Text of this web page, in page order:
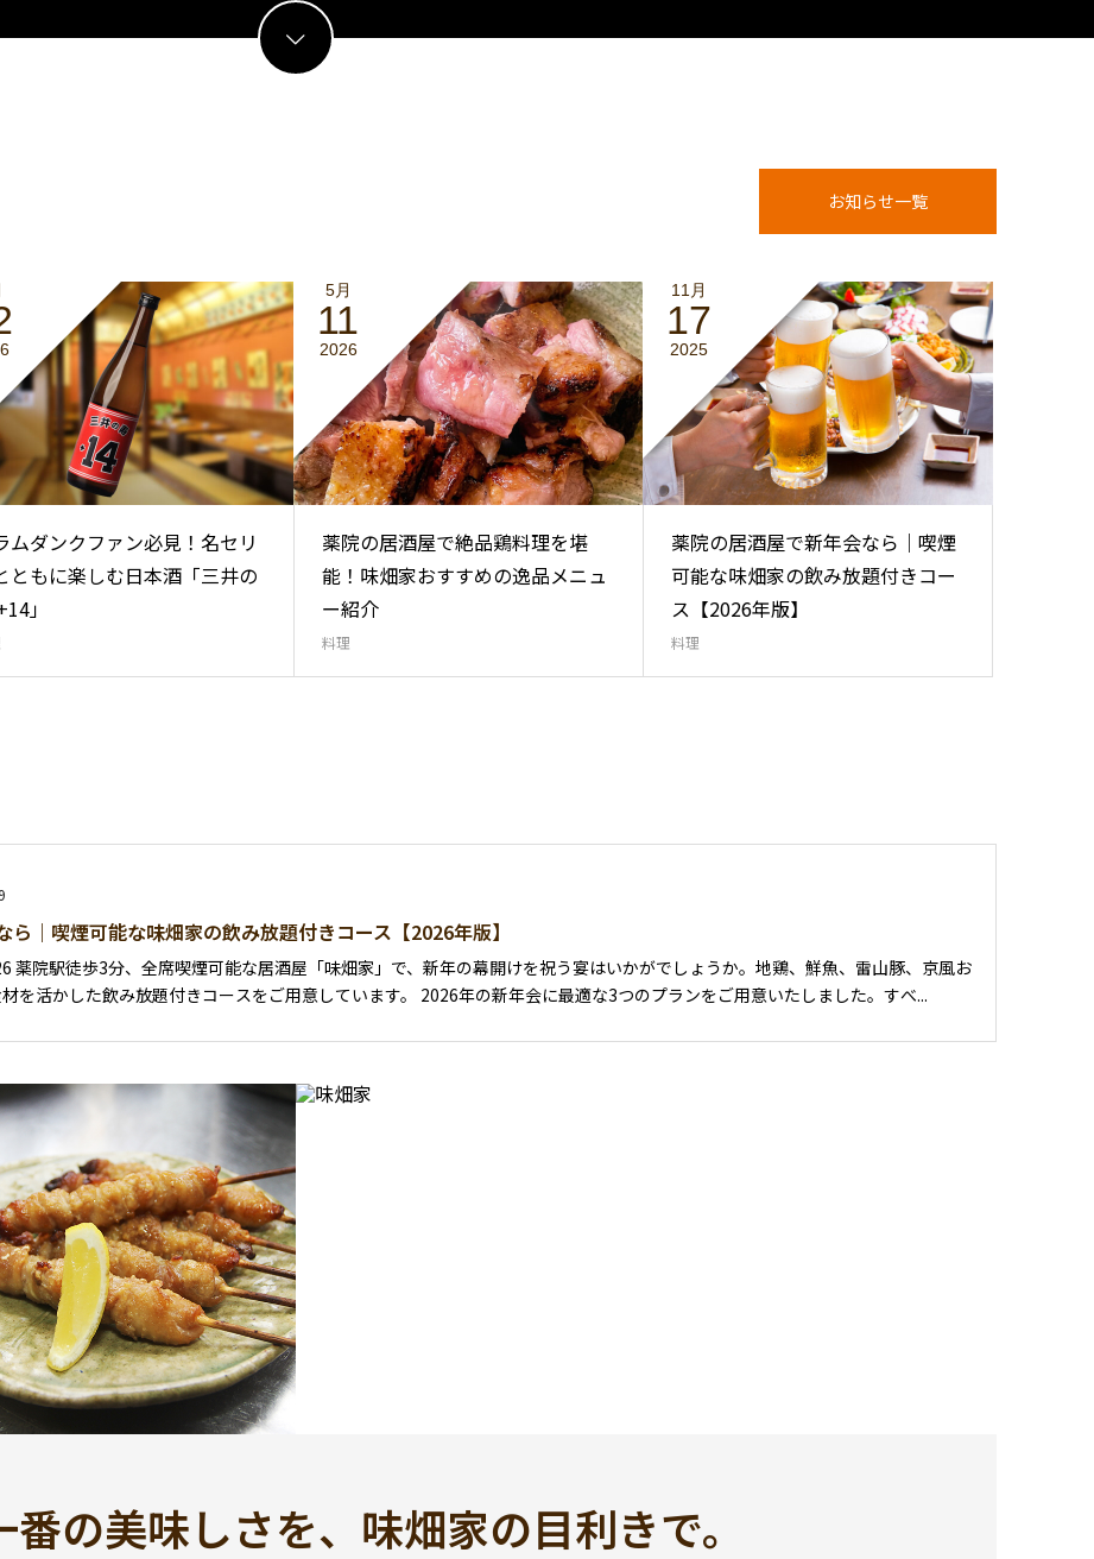
ムダンクファン必見！名セリ
ともに楽しむ日本酒「三井の
」
5月
11
2026
薬院の居酒屋で絶品鶏料理を堪
能！味畑家おすすめの逸品メニュ
ー紹介
料理
11月
17
2025
薬院の居酒屋で新年会なら｜喫煙
可能な味畑家の飲み放題付きコー
ス【2026年版】
料理
お知らせ一覧
｜喫煙可能な味畑家の飲み放題付きコース【2026年版】
風お
でんなど、味畑家自慢の食材を活かした飲み放題付きコースをご用意しています。 2026年の新年会に最適な3つのプランをご用意いたしました。すべ...
番の美味しさを、味畑家の目利きで。